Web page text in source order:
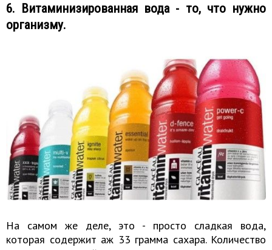
6. Витаминизированная вода - то, что нужно
организму.
На самом же деле, это - просто сладкая вода,
которая содержит аж 33 грамма сахара. Количество